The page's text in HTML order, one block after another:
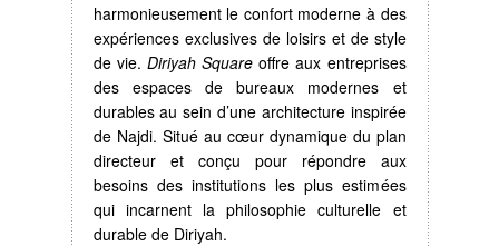
harmonieusement le confort moderne à des
expériences exclusives de loisirs et de style
de vie. Diriyah Square offre aux entreprises
des espaces de bureaux modernes et
durables au sein d’une architecture inspirée
de Najdi. Situé au cœur dynamique du plan
directeur et conçu pour répondre aux
besoins des institutions les plus estimées
qui incarnent la philosophie culturelle et
durable de Diriyah.